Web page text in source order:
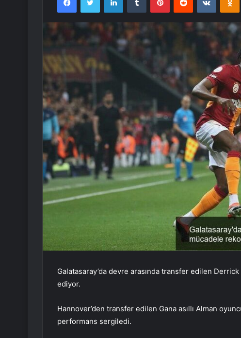
Galatasaray’da devre arasında transfer edilen
ediyor.
Hannover’den transfer edilen Gana asıllı Alman
performans sergiledi.